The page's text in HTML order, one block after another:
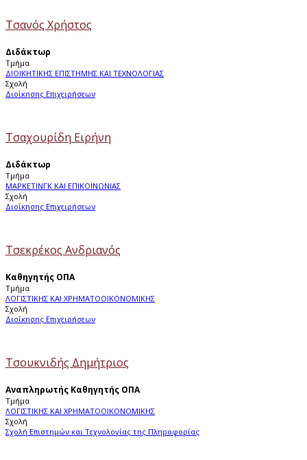
Τσανός Χρήστος
Διδάκτωρ
Τμήμα
ΔΙΟΙΚΗΤΙΚΗΣ ΕΠΙΣΤΗΜΗΣ ΚΑΙ ΤΕΧΝΟΛΟΓΙΑΣ
Σχολή
Διοίκησης Επιχειρήσεων
Τσαχουρίδη Ειρήνη
Διδάκτωρ
Τμήμα
ΜΑΡΚΕΤΙΝΓΚ ΚΑΙ ΕΠΙΚΟΙΝΩΝΙΑΣ
Σχολή
Διοίκησης Επιχειρήσεων
Τσεκρέκος Ανδριανός
Καθηγητής ΟΠΑ
Τμήμα
ΛΟΓΙΣΤΙΚΗΣ ΚΑΙ ΧΡΗΜΑΤΟΟΙΚΟΝΟΜΙΚΗΣ
Σχολή
Διοίκησης Επιχειρήσεων
Τσουκνιδής Δημήτριος
Αναπληρωτής Καθηγητής ΟΠΑ
Τμήμα
ΛΟΓΙΣΤΙΚΗΣ ΚΑΙ ΧΡΗΜΑΤΟΟΙΚΟΝΟΜΙΚΗΣ
Σχολή
Σχολή Επιστημών και Τεχνολογίας της Πληροφορίας